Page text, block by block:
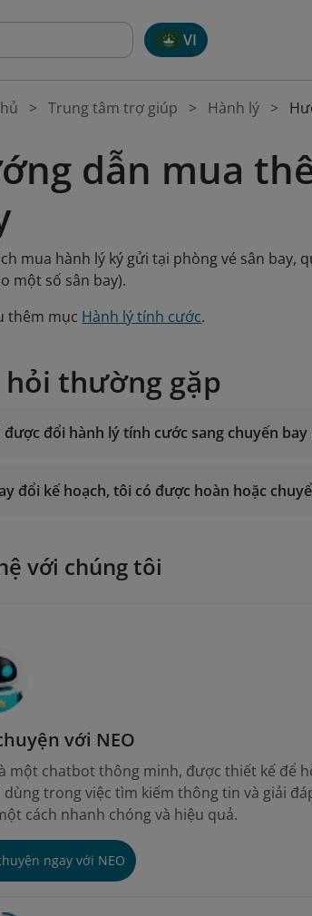
VI
Trung tâm trợ giúp Hành lý
dẫn mua
mua hành lý ký gửi tại phòng vé sân bay,
một số sân bay).
thêm mục Hành lý tính cước.
hỏi thường gặp
được đổi hành lý tính cước sang chuyến
đổi kế hoạch, tôi có được hoàn hoặc
với chúng tôi
với NEO
một chatbot thông minh, được thiết kế để
dùng trong việc tìm kiếm thông tin và giải
cách nhanh chóng và hiệu quả.
ngay với NEO